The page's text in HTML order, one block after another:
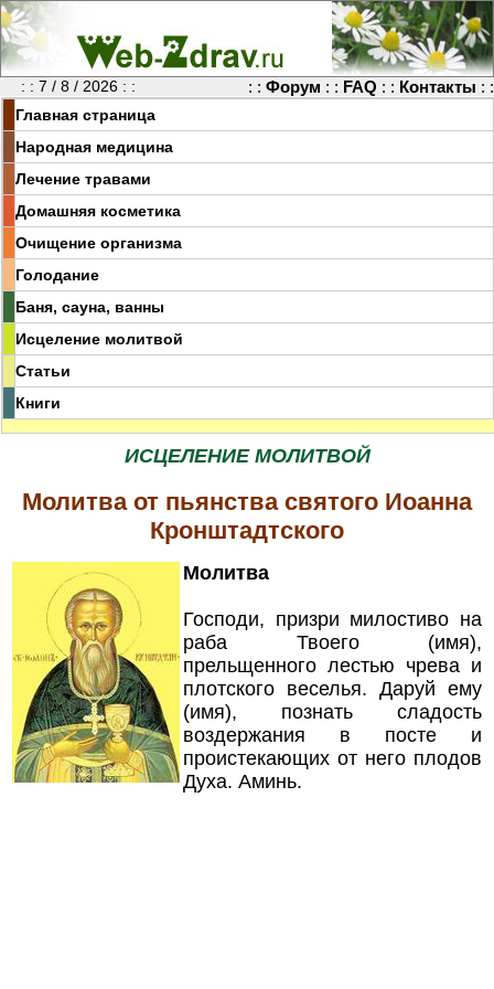
: : 7 / 8 / 2026 : : : : Форум : : FAQ : : Контакты : :
Главная страница
Народная медицина
Лечение травами
Домашняя косметика
Очищение организма
Голодание
Баня, сауна, ванны
Исцеление молитвой
Статьи
Книги
ИСЦЕЛЕНИЕ МОЛИТВОЙ
Молитва от пьянства святого Иоанна
Кронштадтского
Молитва
Господи, призри милостиво на
раба Твоего (имя),
прельщенного лестью чрева и
плотского веселья. Даруй ему
(имя), познать сладость
воздержания в посте и
проистекающих от него плодов
Духа. Аминь.